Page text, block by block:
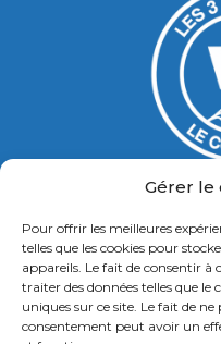
Gérer le
Pour offrir les meilleures
telles que les cookies pour
appareils. Le fait de consentir à
traiter des données telles que
uniques sur ce site. Le fait de
consentement peut avoir un
Gymnase
5 Bd
Contact